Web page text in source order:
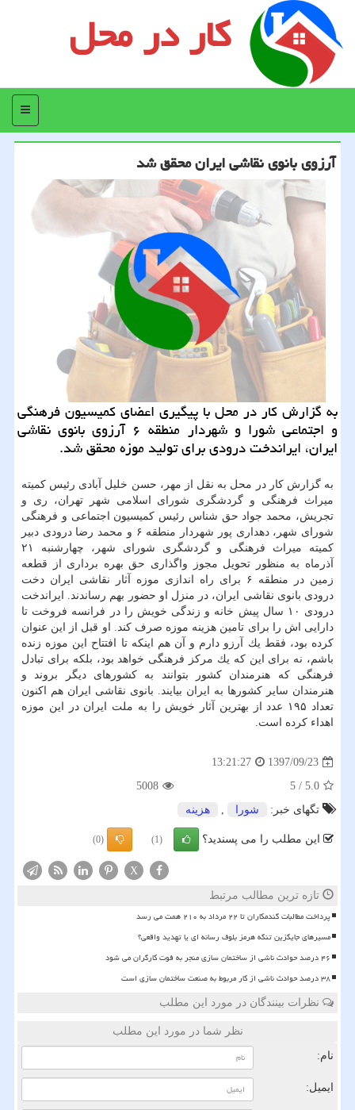
کار در محل
منو
آرزوی بانوی نقاشی ایران محقق شد
به گزارش كار در محل با پیگیری اعضای كمیسیون فرهنگی
و اجتماعی شورا و شهردار منطقه ۶ آرزوی بانوی نقاشی
ایران، ایراندخت درودی برای تولید موزه محقق شد.
به گزارش كار در محل به نقل از مهر، حسن خلیل آبادی رئیس كمیته
میراث فرهنگی و گردشگری شورای اسلامی شهر تهران، ری و
تجریش، محمد جواد حق شناس رئیس كمیسیون اجتماعی و فرهنگی
شورای شهر، دهداری پور شهردار منطقه ۶ و محمد رضا درودی دبیر
كمیته میراث فرهنگی و گردشگری شورای شهر، چهارشنبه ۲۱
آذرماه به منظور تحویل مجوز واگذاری حق بهره برداری از قطعه
زمین در منطقه ۶ برای راه اندازی موزه آثار نقاشی ایران دخت
درودی بانوی نقاشی ایران، در منزل او حضور بهم رساندند. ایراندخت
درودی ۱۰ سال پیش خانه و زندگی خویش را در فرانسه فروخت تا
دارایی اش را برای تامین هزینه موزه صرف كند. او قبل از این عنوان
كرده بود، فقط یك آرزو دارم و آن هم اینكه تا افتتاح این موزه زنده
باشم، نه برای این كه یك مركز فرهنگی خواهد بود، بلكه برای تبادل
فرهنگی كه هنرمندان كشور بتوانند به كشورهای دیگر بروند و
هنرمندان سایر كشورها به ایران بیایند. بانوی نقاشی ایران هم اكنون
تعداد ۱۹۵ عدد از بهترین آثار خویش را به ملت ایران در این موزه
اهداء كرده است.
1397/09/23
13:21:27
5.0
/
5
5008
تگهای خبر:
شورا , هزینه
این مطلب را می پسندید؟ (1)
(0)
X
تازه ترین مطالب مرتبط
پرداخت مطالبات گندمکاران تا ۲۲ مرداد به ۲۱۰ همت می رسد
مسیرهای جایگزین تنگه هرمز بلوف رسانه ای یا تهدید واقعی؟
۴۶ درصد حوادث ناشی از ساختمان سازی منجر به فوت کارگران می شود
۳۸ درصد حوادث ناشی از کار مربوط به صنعت ساختمان سازی است
نظرات بینندگان در مورد این مطلب
نظر شما در مورد این مطلب
نام:
ایمیل: